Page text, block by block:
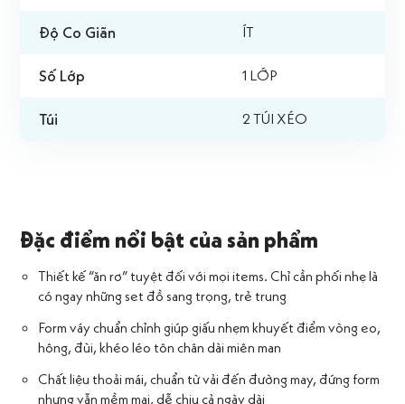
Độ Co Giãn ÍT
Số Lớp 1 LỚP
Túi 2 TÚI XÉO
Đặc điểm nổi bật của sản phẩm
Thiết kế “ăn rơ” tuyệt đối với mọi items. Chỉ cần phối nhẹ là
có ngay những set đồ sang trọng, trẻ trung
Form váy chuẩn chỉnh giúp giấu nhẹm khuyết điểm vòng eo,
hông, đùi, khéo léo tôn chân dài miên man
Chất liệu thoải mái, chuẩn từ vải đến đường may, đứng form
nhưng vẫn mềm mại, dễ chịu cả ngày dài